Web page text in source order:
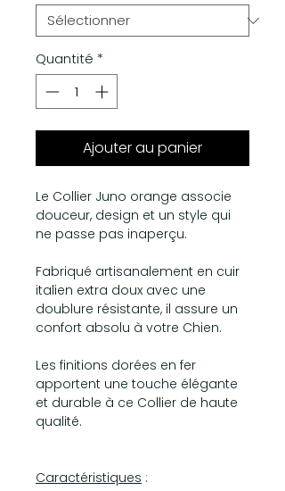
Quantité *
Ajouter au panier
Le Collier Juno orange associe
douceur, design et un style qui
ne passe pas inaperçu.
Fabriqué artisanalement en cuir
italien extra doux avec une
doublure résistante, il assure un
confort absolu à votre Chien.
Les finitions dorées en fer
apportent une touche élégante
et durable à ce Collier de haute
qualité.
Caractéristiques :